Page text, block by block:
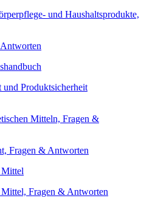
und Haushaltsprodukte,
Produktsicherheit
Mitteln, Fragen &
Fragen & Antworten
Mittel
Fragen & Antworten